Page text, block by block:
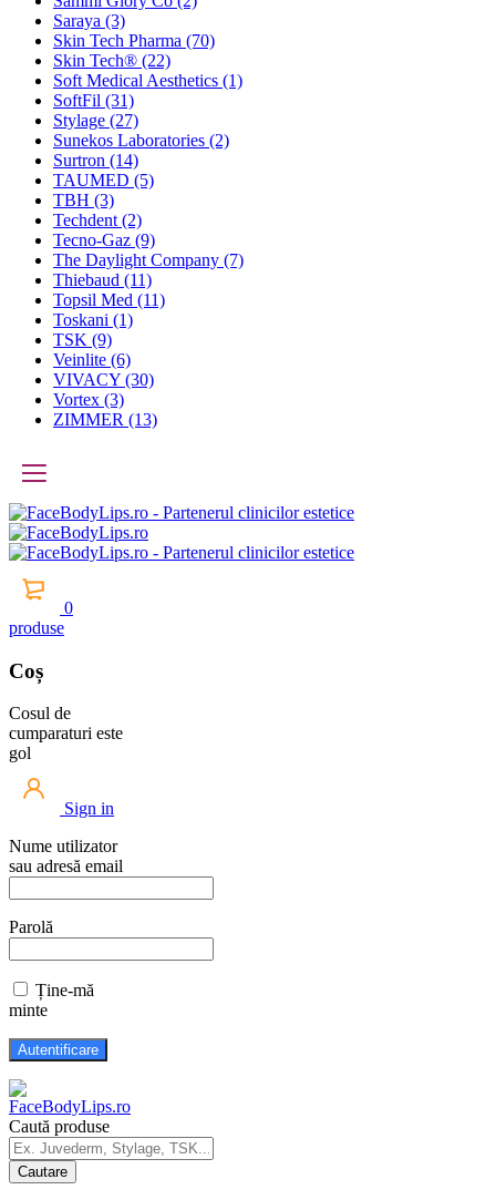
Saraya (3)
Skin Tech Pharma (70)
Skin Tech® (22)
Soft Medical Aesthetics (1)
SoftFil (31)
Stylage (27)
Sunekos Laboratories (2)
Surtron (14)
TAUMED (5)
TBH (3)
Techdent (2)
Tecno-Gaz (9)
The Daylight Company (7)
Thiebaud (11)
Topsil Med (11)
Toskani (1)
TSK (9)
Veinlite (6)
VIVACY (30)
Vortex (3)
ZIMMER (13)
0
produse
Coș
Cosul de
cumparaturi este
gol
Sign in
Nume utilizator
sau adresă email
Parolă
Ține-mă
minte
Caută produse